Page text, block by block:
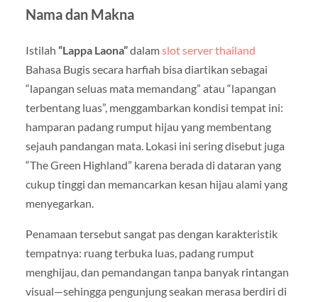
Nama dan Makna
Istilah “Lappa Laona”dalamslot server thailand
Bahasa Bugis secara harfiah bisa diartikan sebagai
“lapangan seluas mata memandang” atau “lapangan
terbentang luas”, menggambarkan kondisi tempat ini:
hamparan padang rumput hijau yang membentang
sejauh pandangan mata. Lokasi ini sering disebut juga
“The Green Highland” karena berada di dataran yang
cukup tinggi dan memancarkan kesan hijau alami yang
menyegarkan.
Penamaan tersebut sangat pas dengan karakteristik
tempatnya: ruang terbuka luas, padang rumput
menghijau, dan pemandangan tanpa banyak rintangan
visual—sehingga pengunjung seakan merasa berdiri di